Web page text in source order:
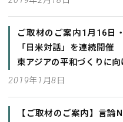
ご取材のご案内1月16日
「日米対話」を連続開
東アジアの平和づくりに
2019年1月8日
【ご取材のご案内】言